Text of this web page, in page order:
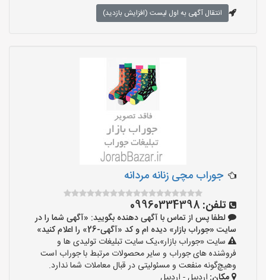
انتقال آگهی به اول لیست (افزایش بازدید)
جوراب مچی زنانه مردانه
تلفن: 09960334398
لطفا پس از تماس با آگهی دهنده بگویید: «آگهی شما را در
سایت «جوراب بازار» دیده ام و کد «آگهی-26» را اعلام کنید»
سایت «جوراب بازار»،یک سایت تبلیغات تولیدی ها و
فروشنده های جوراب و سایر محصولات مرتبط با جوراب است
وهیچ‌گونه منفعت و مسئولیتی در قبال معاملات شما ندارد.